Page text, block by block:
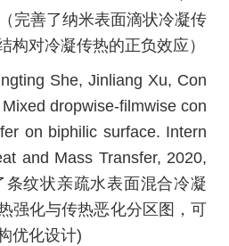
完善了纳米表面滴状冷凝传
构对冷凝传热的正负效应）
She, Jinliang Xu, Con
dropwise-filmwise con
on biphilic surface. Intern
and Mass Transfer, 2020,
条纹状亲疏水表面混合冷凝
强化与传热恶化分区图，可
优化设计)